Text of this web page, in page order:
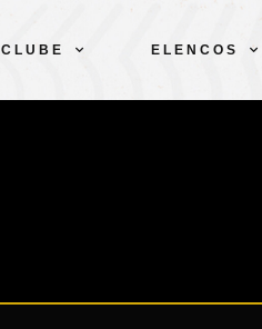
CLUBE ELENCOS